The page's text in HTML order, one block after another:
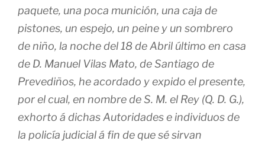
paquete, una poca munición, una caja de
pistones, un espejo, un peine y un sombrero
de niño, la noche del 18 de Abril último en casa
de D. Manuel Vilas Mato, de Santiago de
Prevediños, he acordado y expido el presente,
por el cual, en nombre de S. M. el Rey (Q. D. G.),
exhorto á dichas Autoridades e individuos de
la policía judicial á fin de que sé sirvan